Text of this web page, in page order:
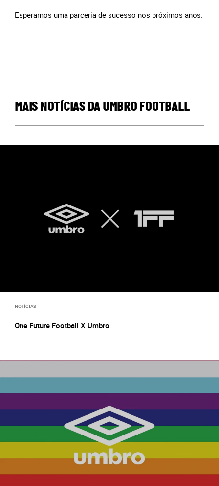
Esperamos uma parceria de sucesso nos próximos anos.
MAIS NOTÍCIAS DA UMBRO FOOTBALL
NOTÍCIAS
One Future Football X Umbro